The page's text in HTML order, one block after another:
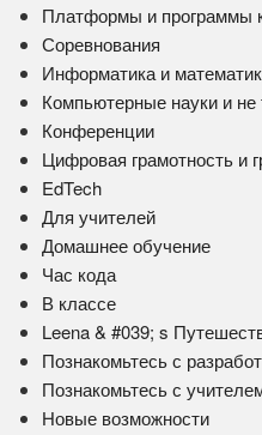
Платформы и программы
Соревнования
Информатика и
Компьютерные науки и не
Конференции
Цифровая грамотность и
EdTech
Для учителей
Домашнее обучение
Час кода
В классе
Leena & #039; s
Познакомьтесь с
Познакомьтесь с
Новые возможности